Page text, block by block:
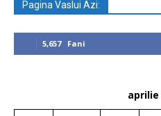
Pagina Vaslui Azi:
5,657 Fani
aprilie